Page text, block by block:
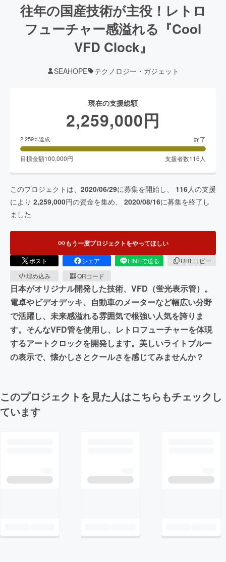
往年の国産技術が主役！レトロ
フューチャー感溢れる『Cool
VFD Clock』
SEAHOPE テクノロジー・ガジェット
現在の支援総額
2,259,000円
2,259%達成 終了
目標金額100,000円 支援者数116 人
このプロジェクトは、 2020/06/29に募集を開始し、 116人の支援
により 2,259,000円の資金を集め、 2020/08/16に募集を終了し
ました
もう一度プロジェクトをやってほしい
ポスト シェア LINEで送る
URLコピー
埋め込み
QRコード
日本がオリジナル開発した技術、VFD（蛍光表示管）。
電卓やビデオデッキ、自動車のメーターなど幅広い分野
で活躍し、未来感溢れる雰囲気で根強い人気を誇りま
す。そんなVFD管を使用し、レトロフューチャーを体現
するアートクロックを開発します。美しいライトブルー
の表示で、懐かしさとクールさを感じてみませんか？
このプロジェクトを見た人はこちらもチェックし
ています